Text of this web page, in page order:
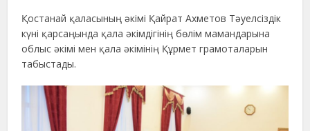
Қостанай қаласының әкімі Қайрат Ахметов Тәуелсіздік
күні қарсаңында қала әкімдігінің бөлім мамандарына
облыс әкімі мен қала әкімінің Құрмет грамоталарын
табыстады.